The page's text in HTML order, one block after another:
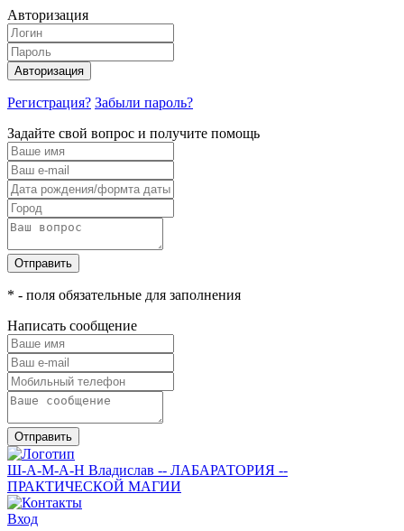
Авторизация
Авторизация
Регистрация? Забыли пароль?
Задайте свой вопрос и получите помощь
Отправить
* - поля обязательные для заполнения
Написать сообщение
Отправить
Ш-А-М-А-Н Владислав -- ЛАБАРАТОРИЯ --
ПРАКТИЧЕСКОЙ МАГИИ
Вход